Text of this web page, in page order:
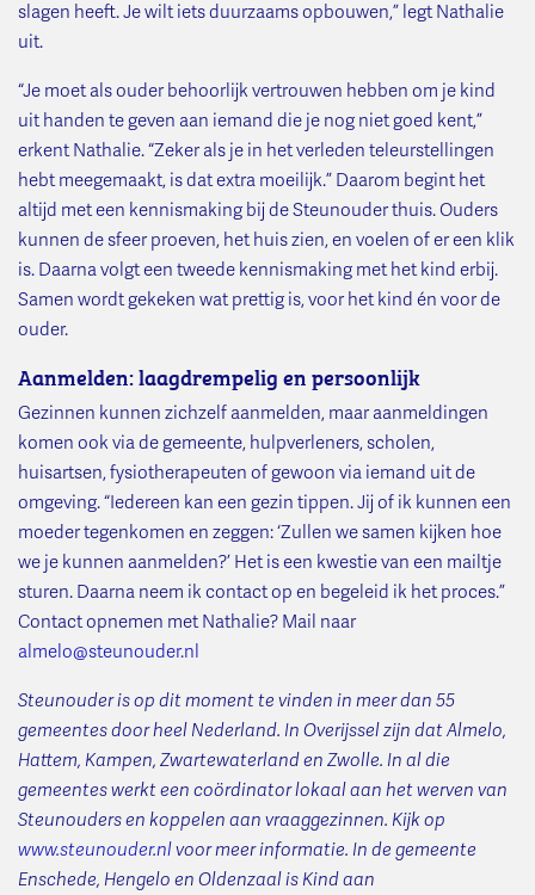
slagen heeft. Je wilt iets duurzaams opbouwen,” legt Nathalie
uit.
“Je moet als ouder behoorlijk vertrouwen hebben om je kind
uit handen te geven aan iemand die je nog niet goed kent,”
erkent Nathalie. “Zeker als je in het verleden teleurstellingen
hebt meegemaakt, is dat extra moeilijk.” Daarom begint het
altijd met een kennismaking bij de Steunouder thuis. Ouders
kunnen de sfeer proeven, het huis zien, en voelen of er een klik
is. Daarna volgt een tweede kennismaking met het kind erbij.
Samen wordt gekeken wat prettig is, voor het kind én voor de
ouder.
Aanmelden: laagdrempelig en persoonlijk
Gezinnen kunnen zichzelf aanmelden, maar aanmeldingen
komen ook via de gemeente, hulpverleners, scholen,
huisartsen, fysiotherapeuten of gewoon via iemand uit de
omgeving. “Iedereen kan een gezin tippen. Jij of ik kunnen een
moeder tegenkomen en zeggen: ‘Zullen we samen kijken hoe
we je kunnen aanmelden?’ Het is een kwestie van een mailtje
sturen. Daarna neem ik contact op en begeleid ik het proces.”
Contact opnemen met Nathalie? Mail naar
almelo@steunouder.nl
Steunouder is op dit moment te vinden in meer dan 55
gemeentes door heel Nederland. In Overijssel zijn dat Almelo,
Hattem, Kampen, Zwartewaterland en Zwolle. In al die
gemeentes werkt een coördinator lokaal aan het werven van
Steunouders en koppelen aan vraaggezinnen. Kijk op
www.steunouder.nl voor meer informatie. In de gemeente
Enschede, Hengelo en Oldenzaal is Kind aan